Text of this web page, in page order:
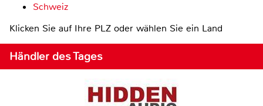
Schweiz
Klicken Sie auf Ihre PLZ oder wählen Sie ein Land
Händler des Tages